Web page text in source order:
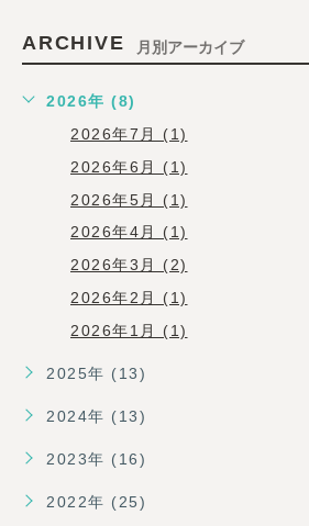
ARCHIVE 月別アーカイブ
2026年 (8)
2026年7月 (1)
2026年6月 (1)
2026年5月 (1)
2026年4月 (1)
2026年3月 (2)
2026年2月 (1)
2026年1月 (1)
2025年 (13)
2024年 (13)
2023年 (16)
2022年 (25)